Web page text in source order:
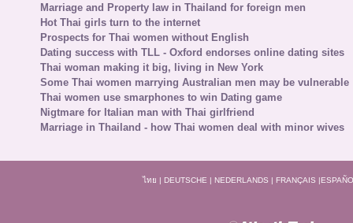
Marriage and Property law in Thailand for foreign men
Hot Thai girls turn to the internet
Prospects for Thai women without English
Dating success with TLL - Oxford endorses online dating sites
Thai woman making it big, living in New York
Some Thai women marrying Australian men may be vulnerable
Thai women use smarphones to win Dating game
Nigtmare for Italian man with Thai girlfriend
Marriage in Thailand - how Thai women deal with minor wives
ไทย | DEUTSCHE | NEDERLANDS | FRANÇAIS |